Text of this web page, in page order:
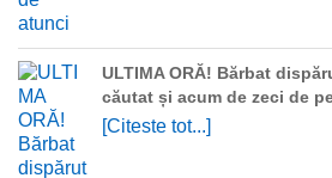
ULTIMA ORĂ! Bărbat
căutat și acum de zeci de
[Citeste tot...]